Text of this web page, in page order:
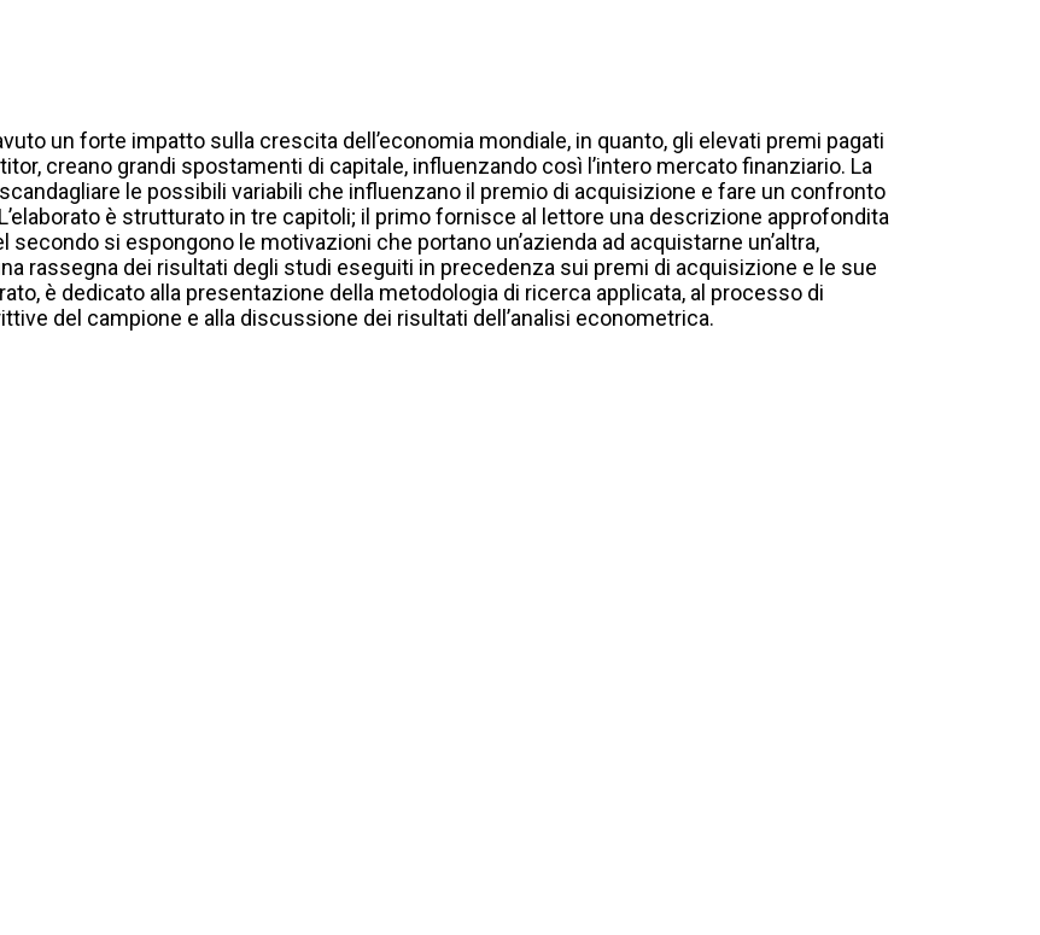
un forte impatto sulla crescita dell’economia mondiale, in quanto, gli elevati premi pagati
creano grandi spostamenti di capitale, influenzando così l’intero mercato finanziario. La
le possibili variabili che influenzano il premio di acquisizione e fare un confronto
è strutturato in tre capitoli; il primo fornisce al lettore una descrizione approfondita
si espongono le motivazioni che portano un’azienda ad acquistarne un’altra,
rassegna dei risultati degli studi eseguiti in precedenza sui premi di acquisizione e le sue
è dedicato alla presentazione della metodologia di ricerca applicata, al processo di
del campione e alla discussione dei risultati dell’analisi econometrica.